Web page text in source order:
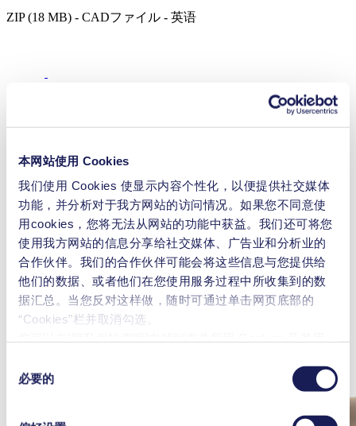
本网站使用 Cookies
我们使用 Cookies 使显示内容个性化，以便提供社交媒体
功能，并分析对于我方网站的访问情况。如果您不同意使
用cookies，您将无法从网站的功能中获益。我们还可将您
使用我方网站的信息分享给社交媒体、广告业和分析业的
合作伙伴。我们的合作伙伴可能会将这些信息与您提供给
他们的数据、或者他们在您使用服务过程中所收集到的数
据汇总。当您反对这样做，随时可通过单击网页底部的
“Cookies”栏并取消勾选。
必要的
ZIP (18 MB) - CADファイル - 英语
要求，请与我们的专家联系。联系我们
消音器和过滤器